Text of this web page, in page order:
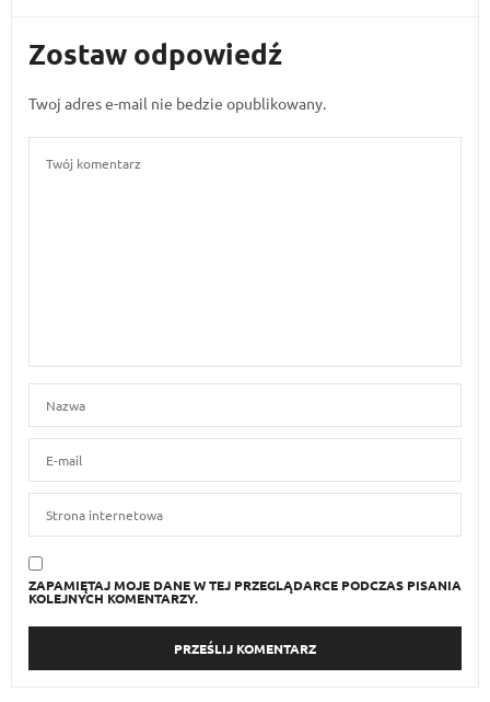
Zostaw odpowiedź
Twoj adres e-mail nie bedzie opublikowany.
ZAPAMIĘTAJ MOJE DANE W TEJ PRZEGLĄDARCE PODCZAS PISANIA
KOLEJNYCH KOMENTARZY.